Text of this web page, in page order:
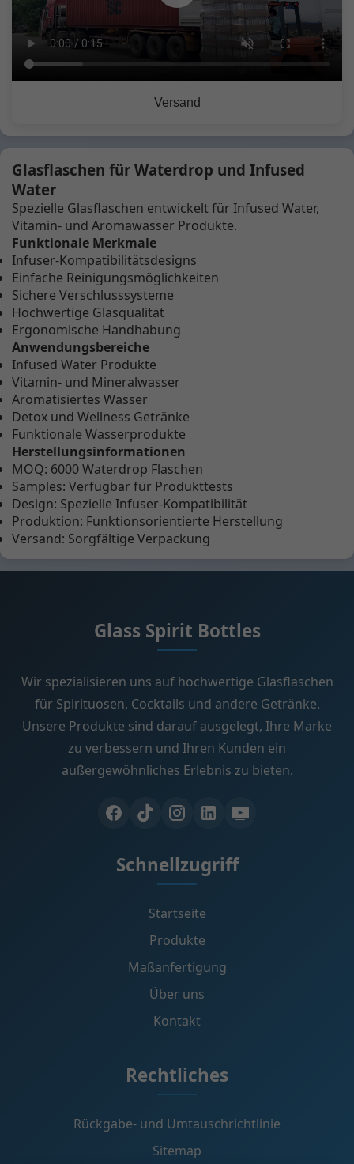
Versand
Glasflaschen für Waterdrop und Infused
Water
Spezielle Glasflaschen entwickelt für Infused Water,
Vitamin- und Aromawasser Produkte.
Funktionale Merkmale
Infuser-Kompatibilitätsdesigns
Einfache Reinigungsmöglichkeiten
Sichere Verschlusssysteme
Hochwertige Glasqualität
Ergonomische Handhabung
Anwendungsbereiche
Infused Water Produkte
Vitamin- und Mineralwasser
Aromatisiertes Wasser
Detox und Wellness Getränke
Funktionale Wasserprodukte
Herstellungsinformationen
MOQ: 6000 Waterdrop Flaschen
Samples: Verfügbar für Produkttests
Design: Spezielle Infuser-Kompatibilität
Produktion: Funktionsorientierte Herstellung
Versand: Sorgfältige Verpackung
Glass Spirit Bottles
Wir spezialisieren uns auf hochwertige Glasflaschen
für Spirituosen, Cocktails und andere Getränke.
Unsere Produkte sind darauf ausgelegt, Ihre Marke
zu verbessern und Ihren Kunden ein
außergewöhnliches Erlebnis zu bieten.
Schnellzugriff
Startseite
Produkte
Maßanfertigung
Über uns
Kontakt
Rechtliches
Rückgabe- und Umtauschrichtlinie
Sitemap